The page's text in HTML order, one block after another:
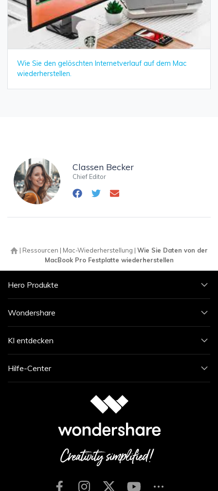
Wie Sie den gelöschten Internetverlauf auf dem Mac
wiederherstellen.
Classen Becker
Chief Editor
| Ressourcen | Mac-Wiederherstellung | Wie Sie Daten von der
MacBook Pro Festplatte wiederherstellen
Hero Produkte
Wondershare
KI entdecken
Hilfe-Center